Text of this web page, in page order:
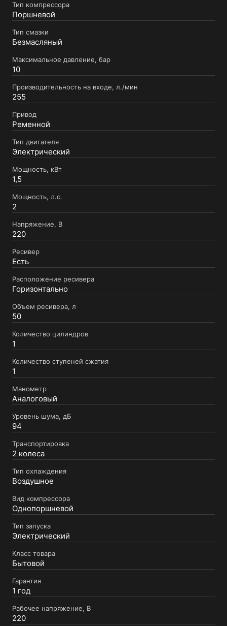
Тип компрессора
Поршневой
Тип смазки
Безмасляный
Максимальное давление, бар
10
Производительность на входе, л./мин
255
Привод
Ременной
Тип двигателя
Электрический
Мощность, кВт
1,5
Мощность, л.с.
2
Напряжение, В
220
Ресивер
Есть
Расположение ресивера
Горизонтально
Объем ресивера, л
50
Количество цилиндров
1
Количество ступеней сжатия
1
Манометр
Аналоговый
Уровень шума, дБ
94
Транспортировка
2 колеса
Тип охлаждения
Воздушное
Вид компрессора
Однопоршневой
Тип запуска
Электрический
Класс товара
Бытовой
Гарантия
1 год
Рабочее напряжение, В
220